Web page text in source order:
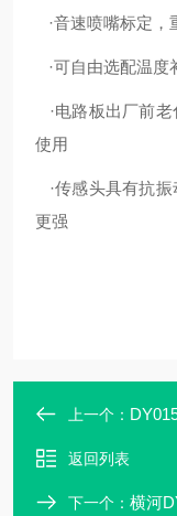
·音速喷嘴标定，
·可自由选配温度
·电路板出厂前
使用
·传感头具有抗
更强
上一个：
返回列表
下一个： 横河